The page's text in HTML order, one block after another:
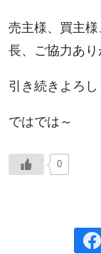
売主様、買主
長、ご協力あり
引き続きよろし
ではでは～
0